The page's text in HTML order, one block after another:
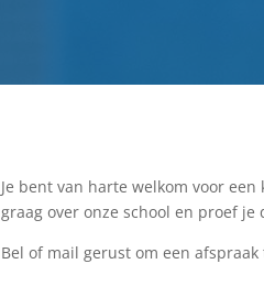
Je bent van harte welkom voor
graag over onze school en proef je
Bel of mail gerust om een